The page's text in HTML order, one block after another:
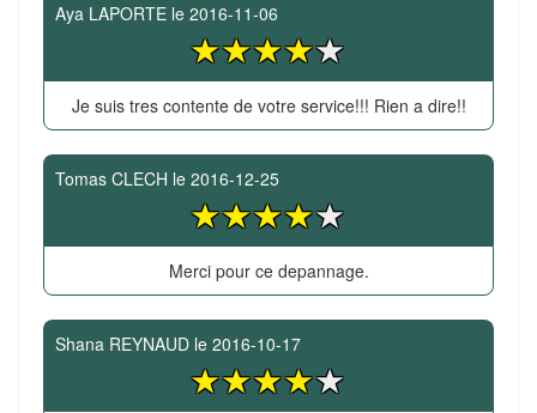
Aya LAPORTE le 2016-11-06
Je suis tres contente de votre service!!! Rien a dire!!
Tomas CLECH le 2016-12-25
Merci pour ce depannage.
Shana REYNAUD le 2016-10-17